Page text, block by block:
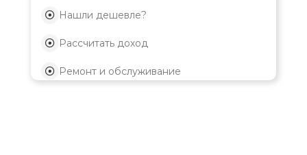
Нашли дешевле?
Рассчитать доход
Ремонт и обслуживание